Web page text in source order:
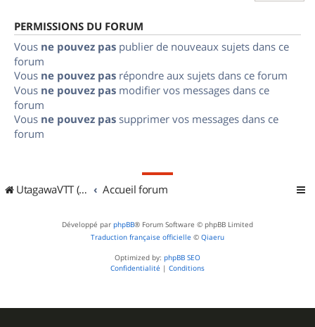
PERMISSIONS DU FORUM
Vous ne pouvez pas publier de nouveaux sujets dans ce
forum
Vous ne pouvez pas répondre aux sujets dans ce forum
Vous ne pouvez pas modifier vos messages dans ce
forum
Vous ne pouvez pas supprimer vos messages dans ce
forum
UtagawaVTT (Randos VTT et VTTAE avec traces GPS) Accueil forum
Développé par phpBB® Forum Software © phpBB Limited
Traduction française officielle © Qiaeru
Optimized by: phpBB SEO
Confidentialité | Conditions